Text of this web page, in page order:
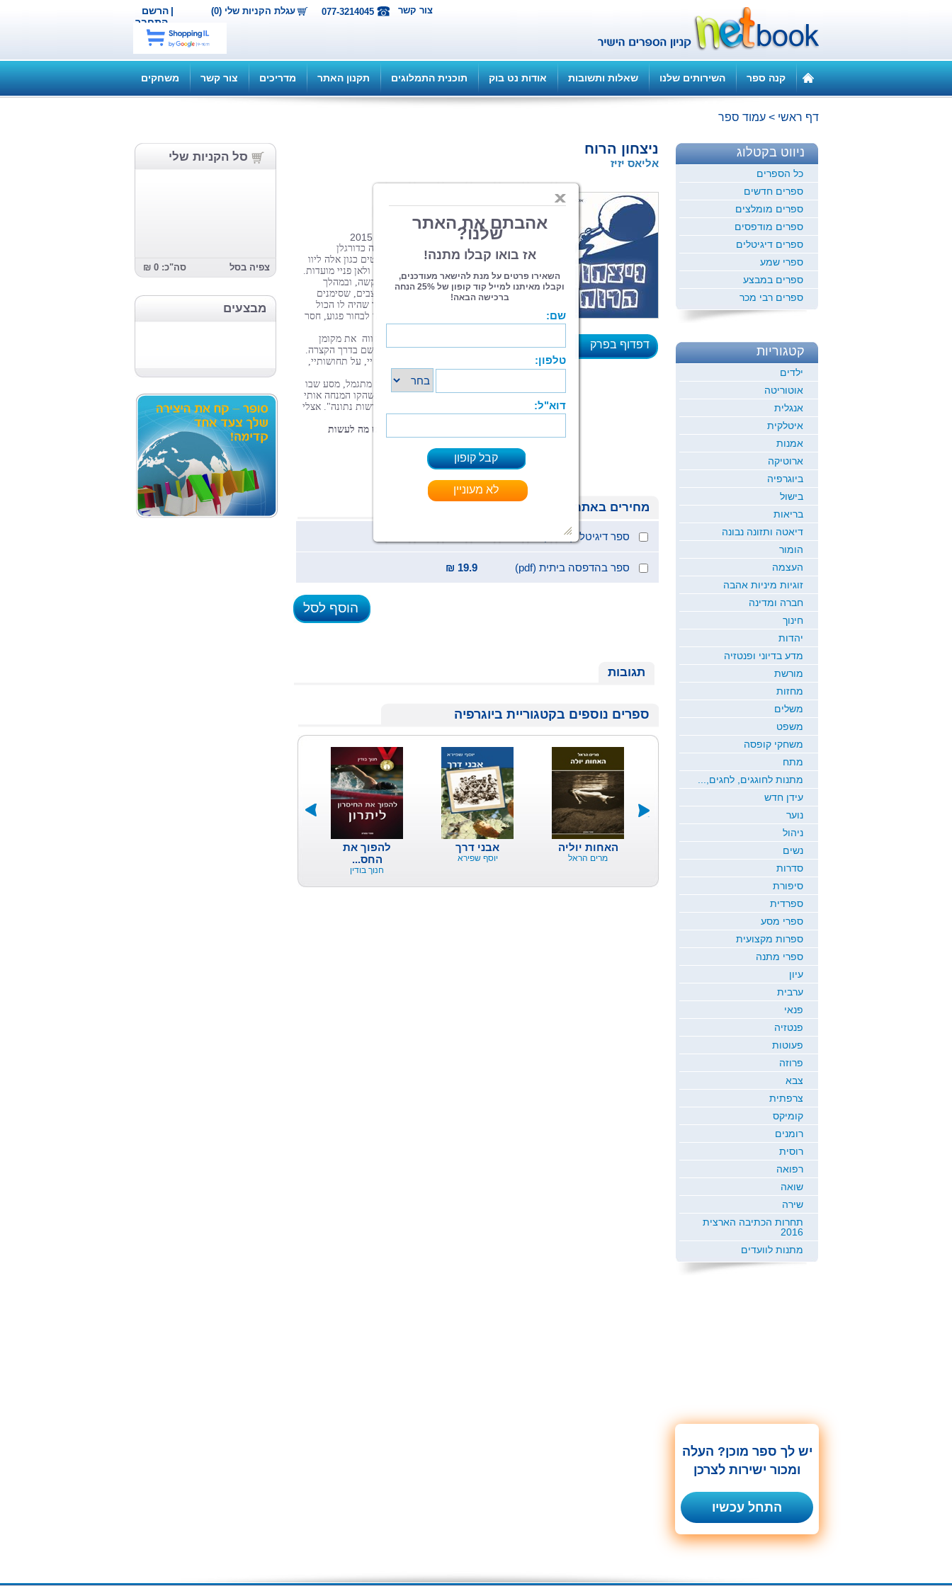
הרשם |
התחבר
עגלת הקניות שלי (0) 077-3214045 צור קשר
קנה ספר השירותים שלנו שאלות ותשובות אודות נט בוק תוכנית התמלוגים תקנון האתר מדריכים צור קשר משחקים
דף ראשי > עמוד ספר
סל הקניות שלי
צפיה בסל סה"כ: 0 ₪
מבצעים
ניצחון הרוח
אליאס יזיז
דפדוף בפרק
"ילד, איך אתה מטפל ככה בכדור?" "הילד הזה כדורגלן
וספורטאי מחונן, יש לו עתיד מבטיח..." משפטים כגון אלה ליוו
אותי במשך שנות ילדותי. היה לי ברור מי אני ולאן פניי מועדות.
זמן קצר לאחר גיוסי לצה"ל נפצעתי בתאונה קשה, ובמהלך
הטיפול בה התגלתה אצלי בעיה במערכת העצבים, שסימנים
מינוריים שלה ניתן היה לראות בילדותי. מילד שהיה לו הכול
ושנגע בכול, ילד בעל פוטנציאל עצום, הפכתי לבחור פגוע, חסר
ביטחון. שונה.
בסביבתי הקרובה פינו הגאווה, הציפיות והתקווה את מקומן
לרגשות של חמלה וייאוש, ואלה נשבו אליי משם בדרך הקצרה.
אולם אני החלטתי אחרת! אני מתמודד! על חיי, על תחושותיי,
על אישיותי!
יצאתי למסע ארוך, קשה, מתסכל, אך בעיקר מתגמל, מסע שבו
אני צועד עד היום ואמשיך לצעוד בו תמיד, כשהקו המנחה אותי
בו הוא האמרה ממסכת אבות: "הכול צפוי והרשות נתונה". אצלי
לכל אדם בחייו ניתנים כלים, ורק הוא מחליט מה לעשות
בהם...
מחירים באתר
ספר דיגיטלי (ePub)
ספר בהדפסה ביתית (pdf) 19.9 ₪
הוסף לסל
תגובות
ספרים נוספים בקטגוריית ביוגרפיה
להפוך את
החס...
חנוך בודין
אבני דרך
יוסף שפירא
האחות יוליה
מרים הראל דוד א. מרום
To My Italia...
GITTY GOLD
ניווט בקטלוג
כל הספרים
ספרים חדשים
ספרים מומלצים
ספרים מודפסים
ספרים דיגיטלים
ספרי שמע
ספרים במבצע
ספרים רבי מכר
קטגוריות
ילדים
אוטוריטה
אנגלית
איטלקית
אמנות
ארוטיקה
ביוגרפיה
בישול
בריאות
דיאטה ותזונה נבונה
הומור
העצמה
זוגיות מיניות אהבה
חברה ומדינה
חינוך
יהדות
מדע בדיוני ופנטזיה
מורשת
מחזות
משלים
משפט
משחקי קופסה
מתח
מתנות לחוגגים, לחגים,...
עידן חדש
נוער
ניהול
נשים
סדרות
סיפורת
ספרדית
ספרי מסע
ספרות מקצועית
ספרי מתנה
עיון
ערבית
פנאי
פנטזיה
פעוטות
פרוזה
צבא
צרפתית
קומיקס
רומנים
רוסית
רפואה
שואה
שירה
תחרות הכתיבה הארצית
2016
מתנות לוועדים
יש לך ספר מוכן? העלה
ומכור ישירות לצרכן
התחל עכשיו